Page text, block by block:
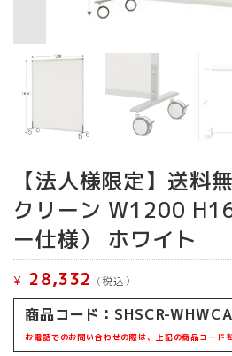
【法人様限定】送料
クリーン W1200
ー仕様） ホワイト
¥ 28,332 (税込）
商品コード： SHSCR-WHWCA
お電話でのお問い合わせの際は、上記の商品コード